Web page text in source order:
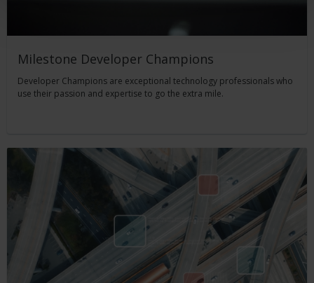
Milestone Developer Champions
Developer Champions are exceptional technology professionals who
use their passion and expertise to go the extra mile.